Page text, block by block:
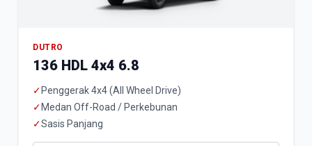
DUTRO
136 HDL 4x4 6.8
✓ Penggerak 4x4 (All Wheel Drive)
✓ Medan Off-Road / Perkebunan
✓Sasis Panjang